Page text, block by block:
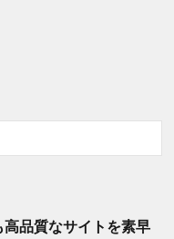
高品質なサイトを素早